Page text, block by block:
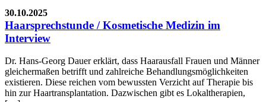
30.10.2025
Haarsprechstunde / Kosmetische Medizin im
Interview
Dr. Hans-Georg Dauer erklärt, dass Haarausfall Frauen und Männer
gleichermaßen betrifft und zahlreiche Behandlungsmöglichkeiten
existieren. Diese reichen vom bewussten Verzicht auf Therapie bis
hin zur Haartransplantation. Dazwischen gibt es Lokaltherapien,